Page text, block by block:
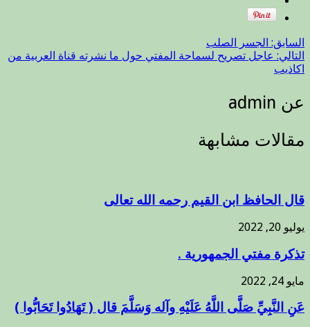
السابق: الجسر الصلب
التالي: عاجل تصريح لسماحة المفتي حول ما نشرته قناة العربية من
اكاذيب
عن admin
مقالات مشابهة
قال الحافظ ابن القيم رحمه الله تعالى
يوليو 20, 2022
تذكرة مفتي الجمهورية .
مايو 24, 2022
عَنِ النَّبِيِّ صَلَّى اللَّهُ عَلَيْهِ وآله وَسَلَّمَ قال ( تَهَادُوا تَحَابُّوا )